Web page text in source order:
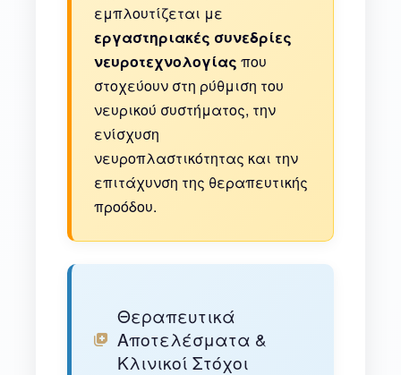
εμπλουτίζεται με
εργαστηριακές συνεδρίες
νευροτεχνολογίας που
στοχεύουν στη ρύθμιση του
νευρικού συστήματος, την
ενίσχυση
νευροπλαστικότητας και την
επιτάχυνση της θεραπευτικής
προόδου.
Θεραπευτικά
Αποτελέσματα &
Κλινικοί Στόχοι